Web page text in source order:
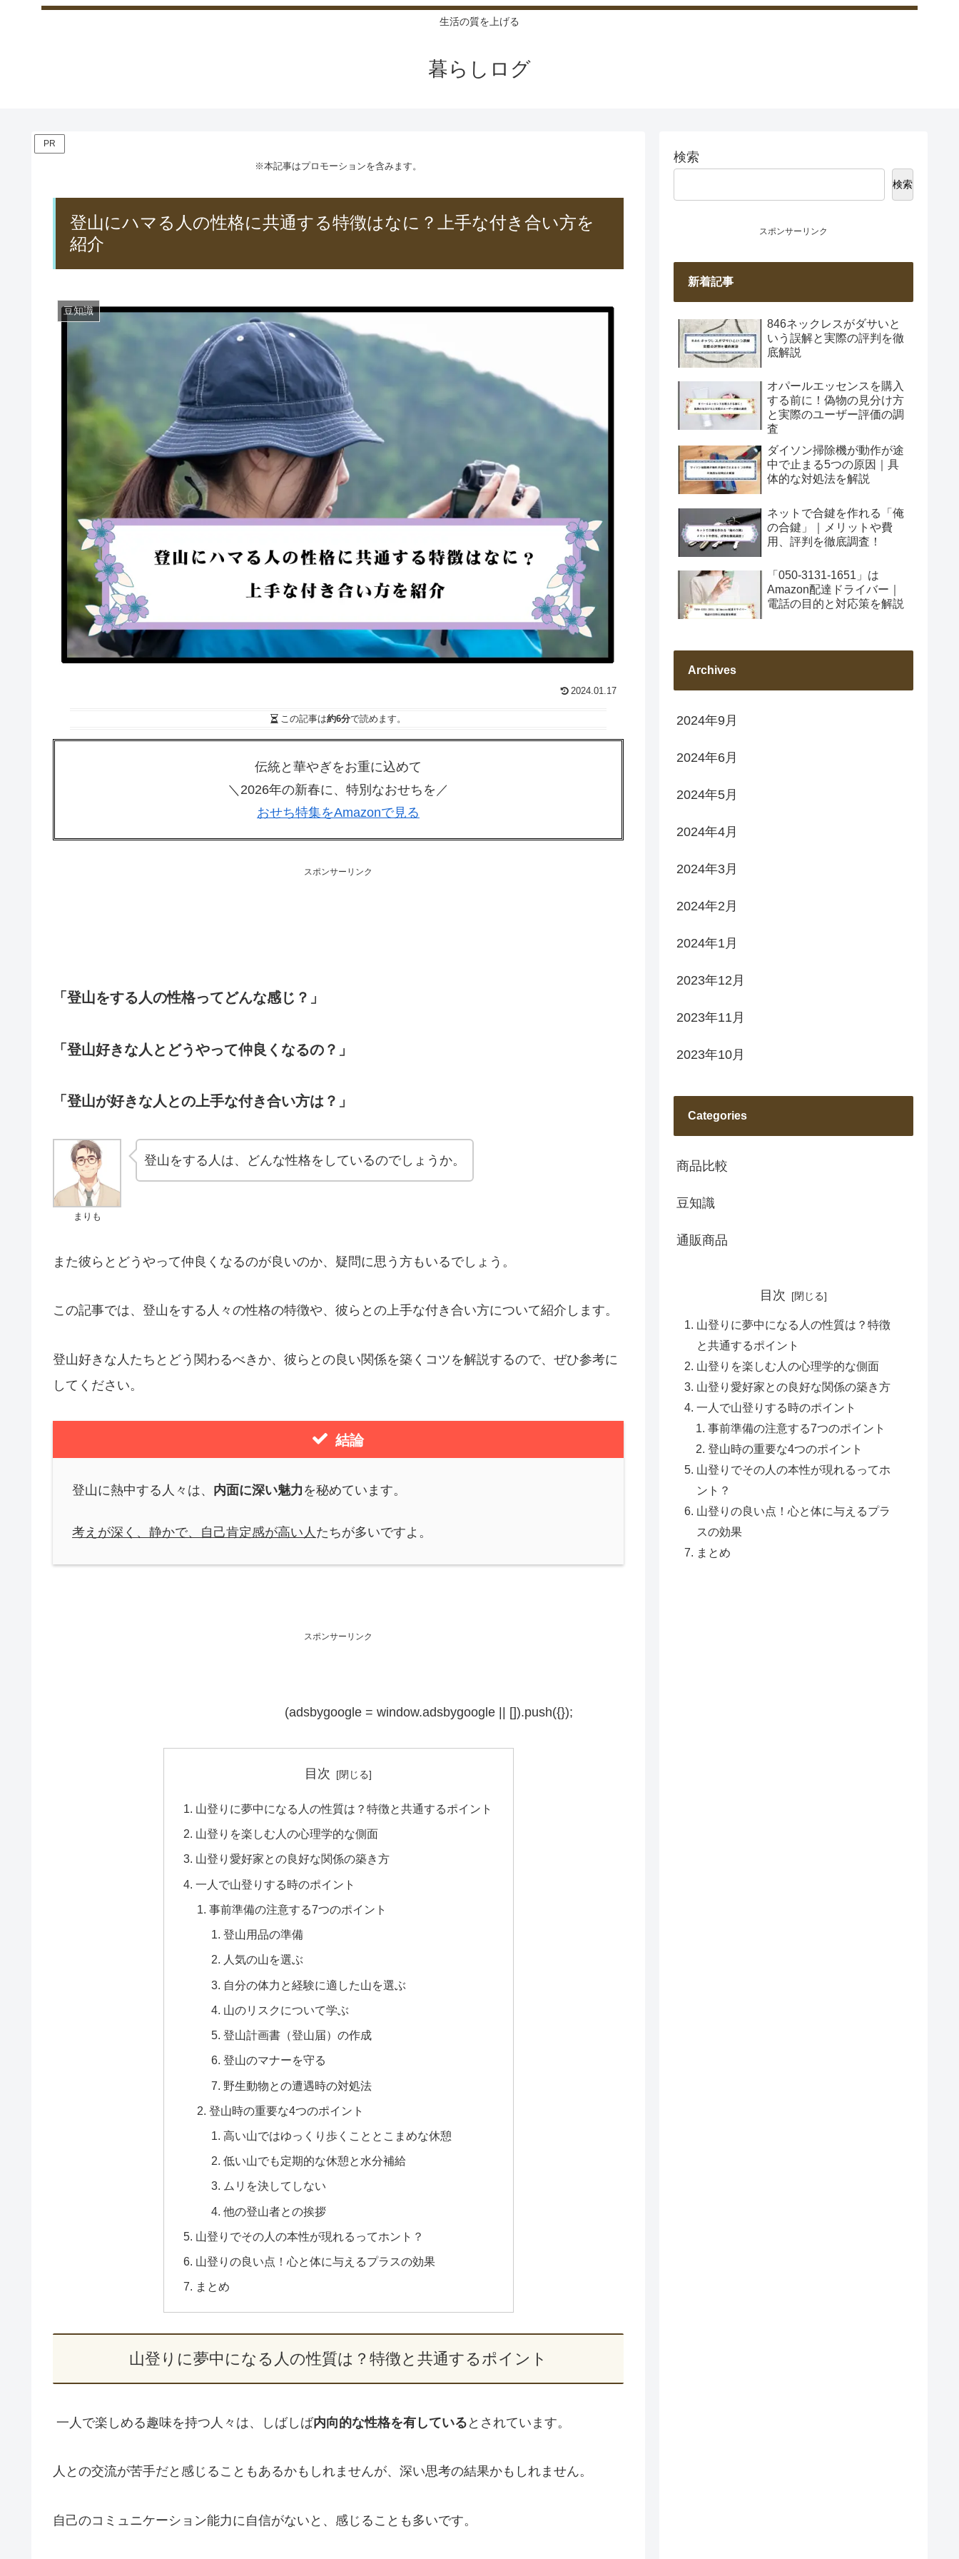
生活の質を上げる
暮らしログ
PR
※本記事はプロモーションを含みます。
登山にハマる人の性格に共通する特徴はなに？上手な付き合い方を
紹介
豆知識
2024.01.17
この記事は約6分で読めます。
伝統と華やぎをお重に込めて
＼2026年の新春に、特別なおせちを／
おせち特集をAmazonで見る
スポンサーリンク
「登山をする人の性格ってどんな感じ？」
「登山好きな人とどうやって仲良くなるの？」
「登山が好きな人との上手な付き合い方は？」
まりも
登山をする人は、どんな性格をしているのでしょうか。
また彼らとどうやって仲良くなるのが良いのか、疑問に思う方もいるでしょう。
この記事では、登山をする人々の性格の特徴や、彼らとの上手な付き合い方について紹介します。
登山好きな人たちとどう関わるべきか、彼らとの良い関係を築くコツを解説するので、ぜひ参考に
してください。
結論
登山に熱中する人々は、 内面に深い魅力 を秘めています。
考えが深く、静かで、自己肯定感が高い人 たちが多いですよ。
スポンサーリンク
(adsbygoogle = window.adsbygoogle || []).push({});
目次
山登りに夢中になる人の性質は？特徴と共通するポイント
山登りを楽しむ人の心理学的な側面
山登り愛好家との良好な関係の築き方
一人で山登りする時のポイント
事前準備の注意する7つのポイント
登山用品の準備
人気の山を選ぶ
自分の体力と経験に適した山を選ぶ
山のリスクについて学ぶ
登山計画書（登山届）の作成
登山のマナーを守る
野生動物との遭遇時の対処法
登山時の重要な4つのポイント
高い山ではゆっくり歩くこととこまめな休憩
低い山でも定期的な休憩と水分補給
ムリを決してしない
他の登山者との挨拶
山登りでその人の本性が現れるってホント？
山登りの良い点！心と体に与えるプラスの効果
まとめ
山登りに夢中になる人の性質は？特徴と共通するポイント
一人で楽しめる趣味を持つ人々は、しばしば内向的な性格を有している とされています。
人との交流が苦手だと感じることもあるかもしれませんが、深い思考の結果かもしれません。
自己のコミュニケーション能力に自信がないと、感じることも多いです。
検索
検索
スポンサーリンク
新着記事
846ネックレスがダサいと
いう誤解と実際の評判を徹
底解説
オパールエッセンスを購入
する前に！偽物の見分け方
と実際のユーザー評価の調
査
ダイソン掃除機が動作が途
中で止まる5つの原因｜具
体的な対処法を解説
ネットで合鍵を作れる「俺
の合鍵」｜メリットや費
用、評判を徹底調査！
「050-3131-1651」は
Amazon配達ドライバー｜
電話の目的と対応策を解説
Archives
2024年9月
2024年6月
2024年5月
2024年4月
2024年3月
2024年2月
2024年1月
2023年12月
2023年11月
2023年10月
Categories
商品比較
豆知識
通販商品
目次
山登りに夢中になる人の性質は？特徴
と共通するポイント
山登りを楽しむ人の心理学的な側面
山登り愛好家との良好な関係の築き方
一人で山登りする時のポイント
事前準備の注意する7つのポイント
登山時の重要な4つのポイント
山登りでその人の本性が現れるってホ
ント？
山登りの良い点！心と体に与えるプラ
スの効果
まとめ